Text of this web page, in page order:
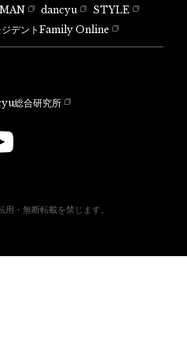
dancyu
STYLE
ジデントFamily Online
総合研究所
・無断転載を禁じます。